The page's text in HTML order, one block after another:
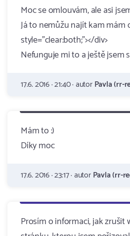
Moc se omlouvám, ale asi
Já to nemůžu najít kam mám
style="clear:both;"></div>
Nefunguje mi to a ještě jsem
17.6. 2016 · 21:40 · autorPavla (rr-
Mám to :)
Díky moc
17.6. 2016 · 23:17 · autorPavla (rr-
Prosím o informaci, jak zrušit